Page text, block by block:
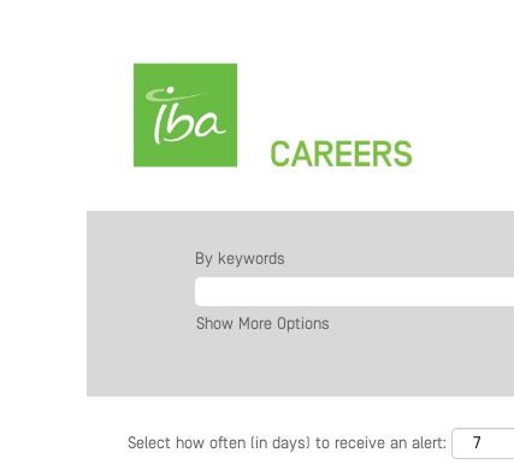
By keywords
Show More Options
Select how often (in days) to receive an alert: